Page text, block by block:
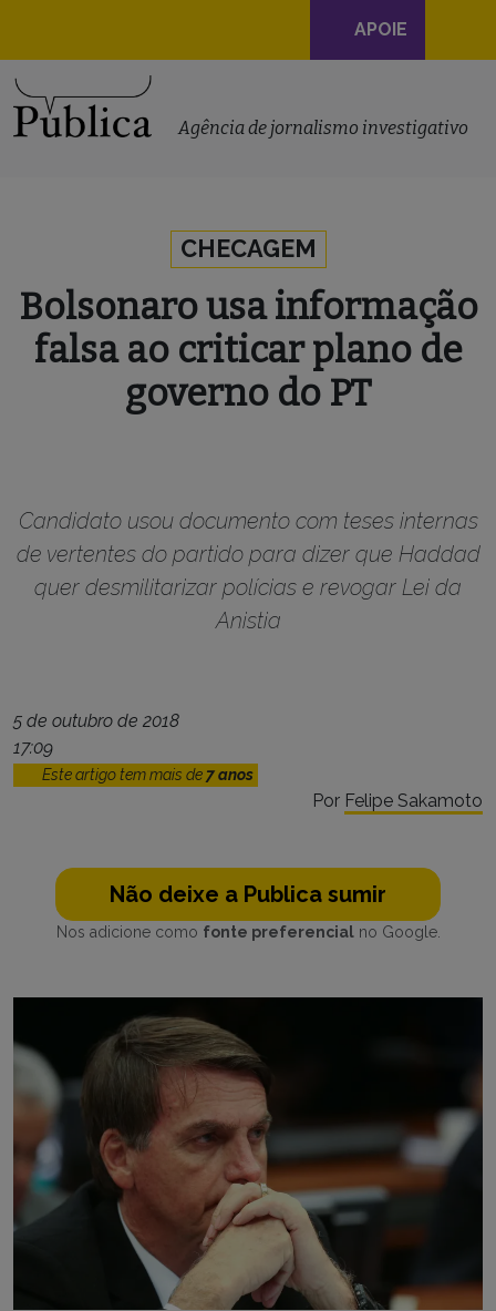
Navegação
principal
APOIE
Agência de jornalismo investigativo
CHECAGEM
Bolsonaro usa informação
falsa ao criticar plano de
governo do PT
Candidato usou documento com teses internas
de vertentes do partido para dizer que Haddad
quer desmilitarizar polícias e revogar Lei da
Anistia
5 de outubro de 2018
17:09
Este artigo tem mais de 7 anos
Por Felipe Sakamoto
Não deixe a Publica sumir
Nos adicione como fonte preferencialno Google.